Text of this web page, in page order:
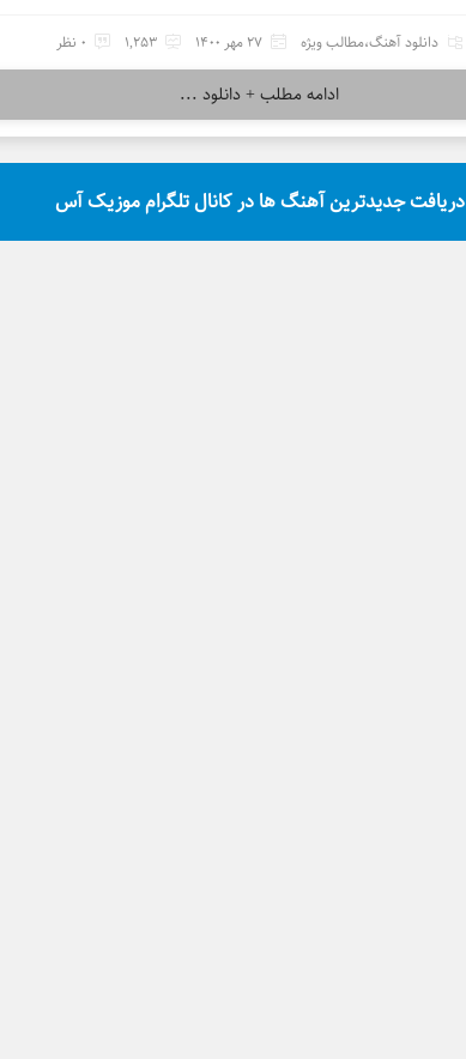
دانلود آهنگ،مطالب ویژه 27 مهر 1400 1,253 0 نظر
ادامه مطلب + دانلود ...
دریافت جدیدترین آهنگ ها در کانال تلگرام موزیک آس